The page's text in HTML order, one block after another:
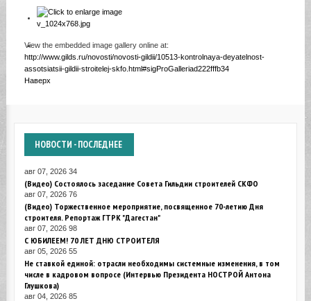
View the embedded image gallery online at:
http://www.gilds.ru/novosti/novosti-gildii/10513-kontrolnaya-deyatelnost-
assotsiatsii-gildii-stroitelej-skfo.html#sigProGalleriad222fffb34
Наверх
НОВОСТИ - ПОСЛЕДНЕЕ
авг 07, 2026 34
(Видео) Состоялось заседание Совета Гильдии строителей СКФО
авг 07, 2026 76
(Видео) Торжественное мероприятие, посвященное 70-летию Дня
строителя. Репортаж ГТРК "Дагестан"
авг 07, 2026 98
С ЮБИЛЕЕМ! 70 ЛЕТ ДНЮ СТРОИТЕЛЯ
авг 05, 2026 55
Не ставкой единой: отрасли необходимы системные изменения, в том
числе в кадровом вопросе (Интервью Президента НОСТРОЙ Антона
Глушкова)
авг 04, 2026 85